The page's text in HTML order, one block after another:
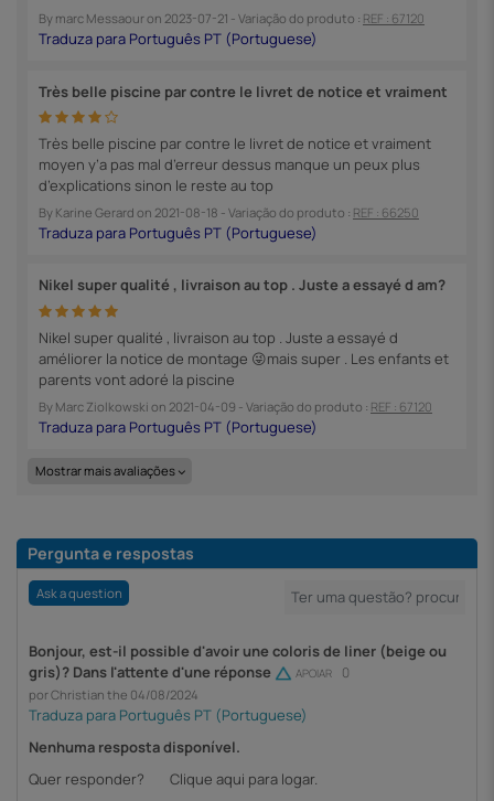
By marc Messaouron 2023-07-21 - Variação do produto : REF : 67120
Très belle piscine par contre le livret de notice et vraiment
Très belle piscine par contre le livret de notice et vraiment
moyen y’a pas mal d’erreur dessus manque un peux plus
d’explications sinon le reste au top
By Karine Gerard on 2021-08-18 - Variação do produto : REF : 66250
Nikel super qualité , livraison au top . Juste a essayé d am?
Nikel super qualité , livraison au top . Juste a essayé d
améliorer la notice de montage 😜mais super . Les enfants et
parents vont adoré la piscine
By Marc Ziolkowski on 2021-04-09 - Variação do produto : REF : 67120
Mostrar mais avaliações
Pergunta e respostas
Ask a question
Bonjour, est-il possible d'avoir une coloris de liner (beige ou
gris)? Dans l'attente d'une réponse
APOIAR 0
por Christian the 04/08/2024
Nenhuma resposta disponível.
Quer responder?
Clique aqui para logar.